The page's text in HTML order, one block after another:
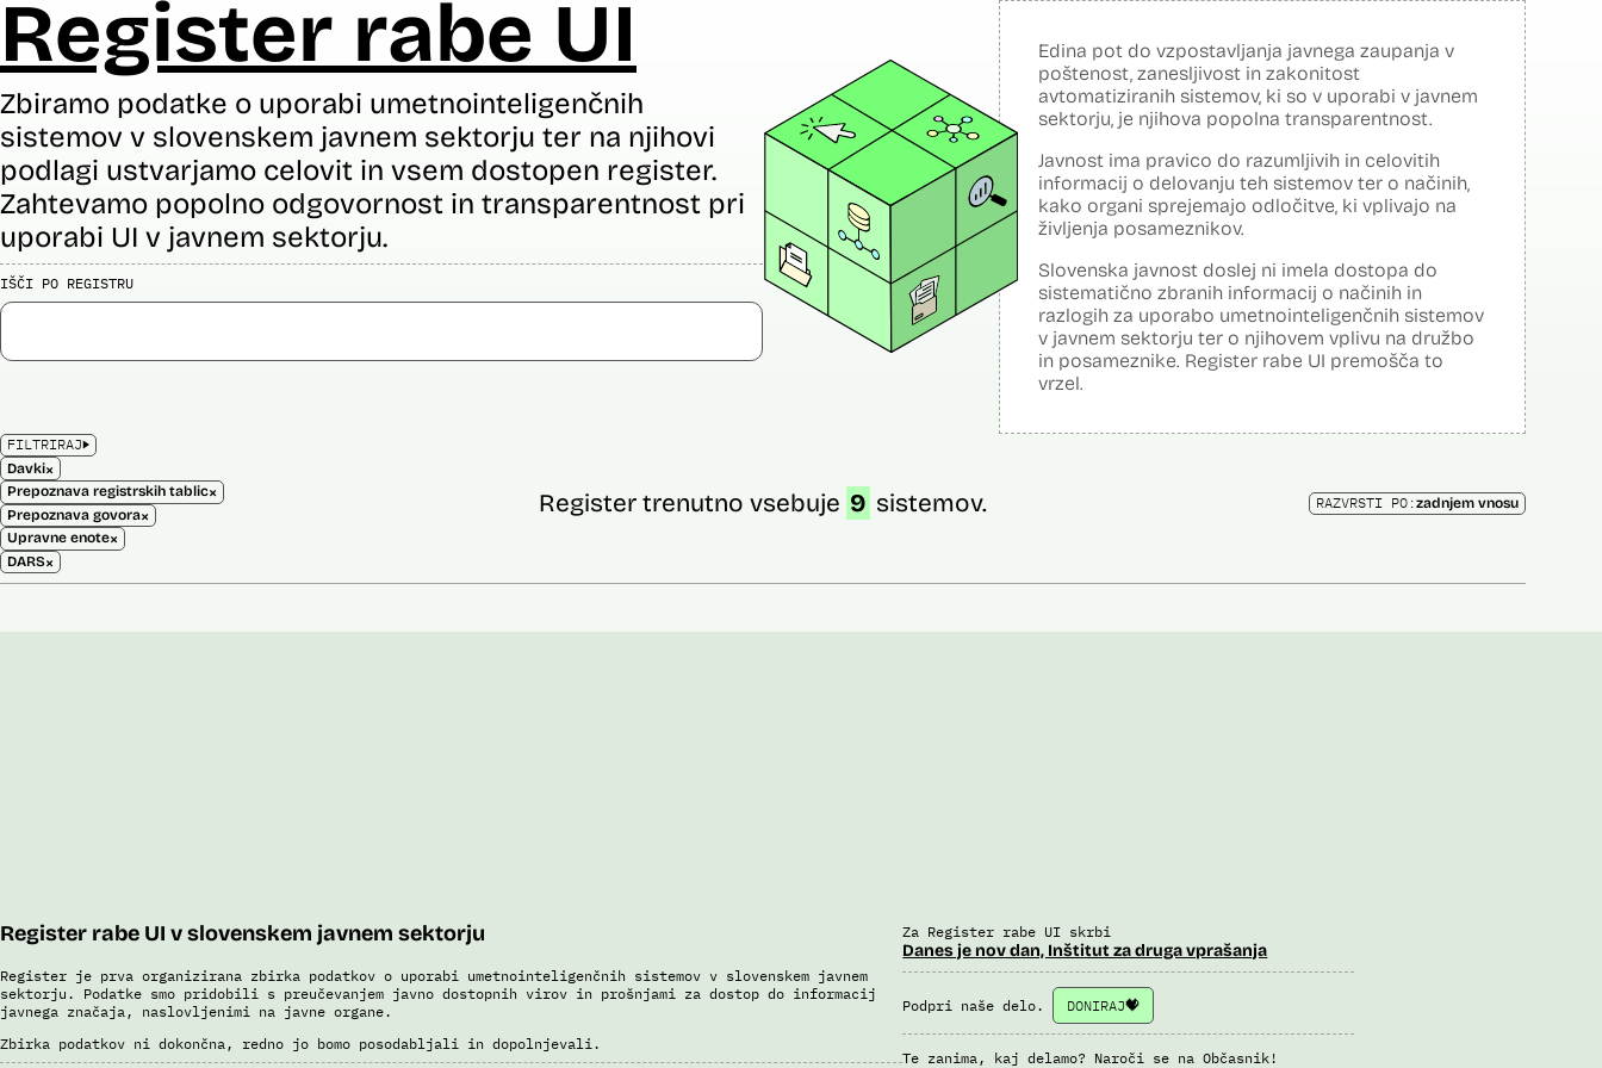
Register rabe UI
Zbiramo podatke o uporabi umetnointeligenčnih
sistemov v slovenskem javnem sektorju ter na njihovi
podlagi ustvarjamo celovit in vsem dostopen register.
Zahtevamo popolno odgovornost in transparentnost pri
uporabi UI v javnem sektorju.
IŠČI PO REGISTRU
Edina pot do vzpostavljanja javnega zaupanja v
poštenost, zanesljivost in zakonitost
avtomatiziranih sistemov, ki so v uporabi v javnem
sektorju, je njihova popolna transparentnost.
Javnost ima pravico do razumljivih in celovitih
informacij o delovanju teh sistemov ter o načinih,
kako organi sprejemajo odločitve, ki vplivajo na
življenja posameznikov.
Slovenska javnost doslej ni imela dostopa do
sistematično zbranih informacij o načinih in
razlogih za uporabo umetnointeligenčnih sistemov
v javnem sektorju ter o njihovem vplivu na družbo
in posameznike. Register rabe UI premošča to
vrzel.
FILTRIRAJ
Davki×
Prepoznava registrskih tablic×
Prepoznava govora×
Upravne enote×
DARS×
Register trenutno vsebuje 9 sistemov. RAZVRSTI PO:zadnjem vnosu
Register rabe UI v slovenskem javnem sektorju
Register je prva organizirana zbirka podatkov o uporabi umetnointeligenčnih sistemov v slovenskem javnem
sektorju. Podatke smo pridobili s preučevanjem javno dostopnih virov in prošnjami za dostop do informacij
javnega značaja, naslovljenimi na javne organe.
Zbirka podatkov ni dokončna, redno jo bomo posodabljali in dopolnjevali.
Za Register rabe UI skrbi
Danes je nov dan, Inštitut za druga vprašanja
Podpri naše delo. DONIRAJ
Te zanima, kaj delamo? Naroči se na Občasnik!